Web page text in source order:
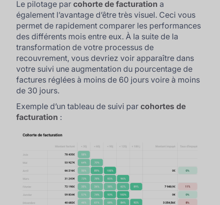
Le pilotage parcohorte de facturation a
également l’avantage d’être très visuel. Ceci vous
permet de rapidement comparer les performances
des différents mois entre eux. À la suite de la
transformation de votre processus de
recouvrement, vous devriez voir apparaître dans
votre suivi une augmentation du pourcentage de
factures réglées à moins de 60 jours voire à moins
de 30 jours.
Exemple d’un tableau de suivi parcohortes de
facturation :